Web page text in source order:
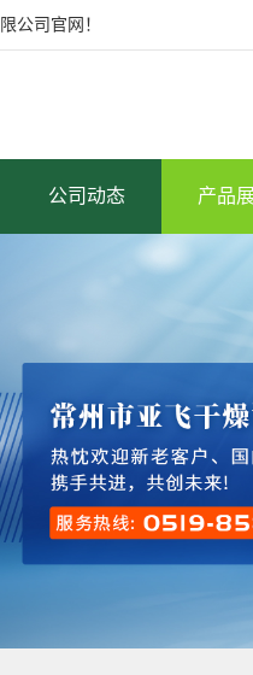
公司官网！
公司动态 产品